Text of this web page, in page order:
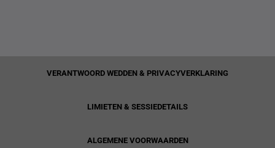
VERANTWOORD WEDDEN & PRIVACYVERKLARING
LIMIETEN & SESSIEDETAILS
ALGEMENE VOORWAARDEN